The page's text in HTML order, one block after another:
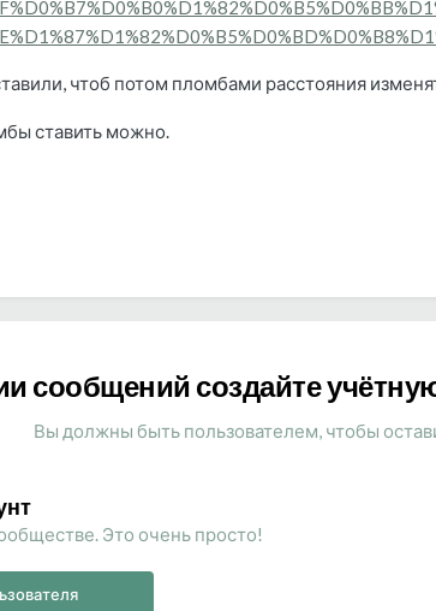
чтоб потом пломбами расстояния
ставить можно.
сообщений создайте
Вы должны быть пользователем, чтобы
Это очень просто!